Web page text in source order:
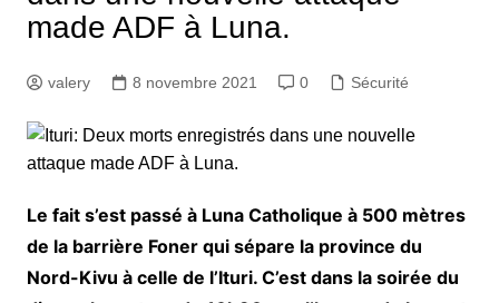
made ADF à Luna.
valery 8 novembre 2021 0 Sécurité
Le fait s’est passé à Luna Catholique à 500 mètres
de la barrière Foner qui sépare la province du
Nord-Kivu à celle de l’Ituri. C’est dans la soirée du